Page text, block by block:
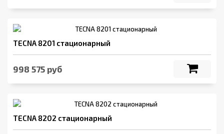
TECNA 8201 стационарный
998 575 руб
TECNA 8202 стационарный